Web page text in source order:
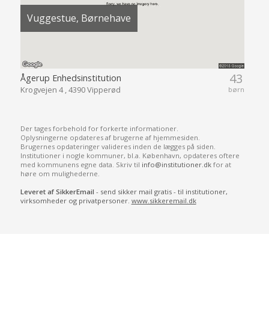
Vuggestue, Børnehave
43
børn
Ågerup Enhedsinstitution
Krogvejen 4 , 4390 Vipperød
Der tages forbehold for forkerte informationer.
Oplysningerne opdateres af brugerne af hjemmesiden.
Brugernes opdateringer valideres inden de lægges på siden.
Institutioner i nogle kommuner, bl.a. København, opdateres oftere
med kommunens egne data. Skriv til info@institutioner.dkfor at
høre om mulighederne.
Leveret af SikkerEmail - send sikker mail gratis - til institutioner,
virksomheder og privatpersoner. www.sikkeremail.dk